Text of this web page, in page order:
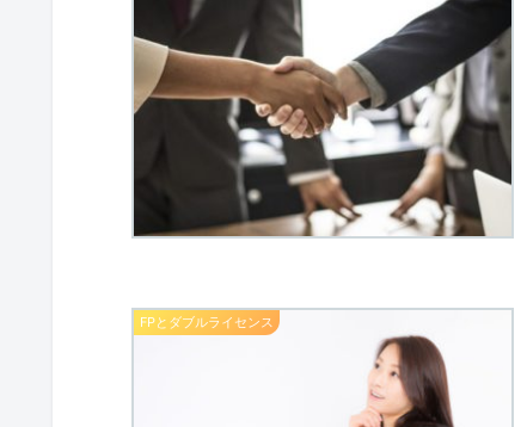
FPとダブルライセンス